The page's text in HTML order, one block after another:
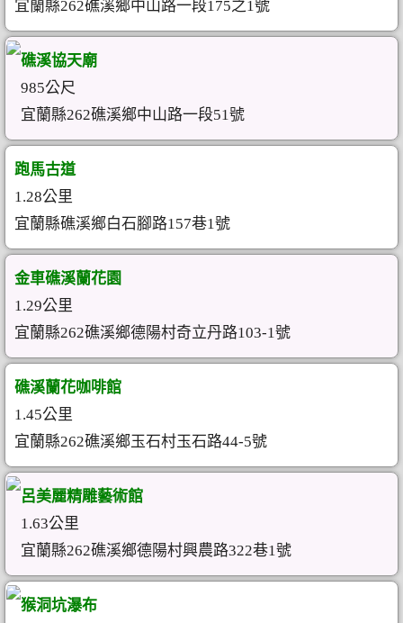
宜蘭縣262礁溪鄉中山路一段175之1號
礁溪協天廟
985公尺
宜蘭縣262礁溪鄉中山路一段51號
跑馬古道
1.28公里
宜蘭縣礁溪鄉白石腳路157巷1號
金車礁溪蘭花園
1.29公里
宜蘭縣262礁溪鄉德陽村奇立丹路103-1號
礁溪蘭花咖啡館
1.45公里
宜蘭縣262礁溪鄉玉石村玉石路44-5號
呂美麗精雕藝術館
1.63公里
宜蘭縣262礁溪鄉德陽村興農路322巷1號
猴洞坑瀑布